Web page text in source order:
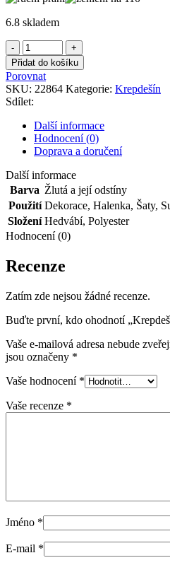
6.8 skladem
Krepdešín
žlutookrový
množství
Přidat do košíku
Porovnat
SKU: 22864 Kategorie: Krepdešín
Sdílet:
Další informace
Hodnocení (0)
Doprava a doručení
Další informace
Barva Žlutá a její odstíny
Použití Dekorace, Halenka, Šaty,
Složení Hedvábí, Polyester
Hodnocení (0)
Recenze
Zatím zde nejsou žádné recenze.
Buďte první, kdo ohodnotí
Vaše e-mailová adresa nebude
jsou označeny *
Vaše hodnocení *
Vaše recenze *
Jméno *
E-mail *